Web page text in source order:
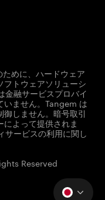
めに、ハードウェア
トウェアソリューシ
金融サービスプロバイ
いません。Tangem は
しません。暗号取引
よって提供されま
ービスの利用に関し